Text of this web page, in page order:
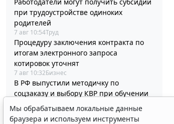
при трудоустройстве одиноких
родителей
7 авг 10:54Труд
Процедуру заключения контракта по
итогам электронного запроса
котировок уточнят
7 авг 10:32Бизнес
В РФ выпустили методичку по
соцзаказу и выбору КВР при обучении
госслужащих
7 авг 10:04Бюджетный учет
Мы обрабатываем локальные данные
браузера и используем инструменты